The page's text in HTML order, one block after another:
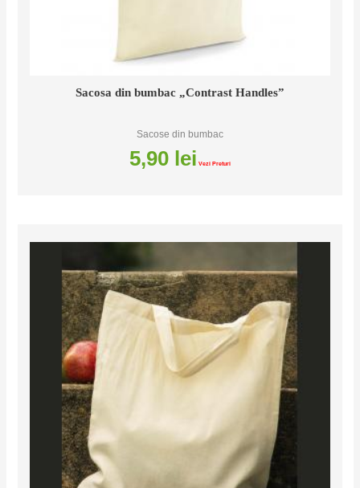
Sacosa din bumbac „Contrast Handles”
Sacose din bumbac
5,90 lei Vezi Preturi